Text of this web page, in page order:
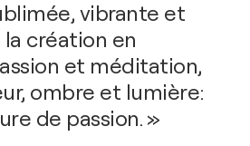
vibrante et
création en
et méditation,
ombre et lumière:
de passion. »